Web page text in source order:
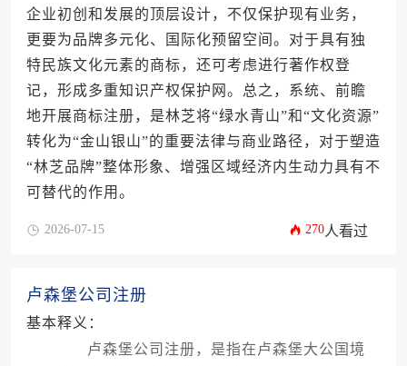
企业初创和发展的顶层设计，不仅保护现有业务，
更要为品牌多元化、国际化预留空间。对于具有独
特民族文化元素的商标，还可考虑进行著作权登
记，形成多重知识产权保护网。总之，系统、前瞻
地开展商标注册，是林芝将“绿水青山”和“文化资源”
转化为“金山银山”的重要法律与商业路径，对于塑造
“林芝品牌”整体形象、增强区域经济内生动力具有不
可替代的作用。
2026-07-15 270人看过
卢森堡公司注册
基本释义：
卢森堡公司注册，是指在卢森堡大公国境